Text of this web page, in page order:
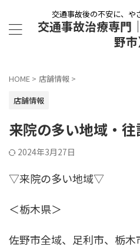
交通事故後の不安に、や
交通事故治療専門
野市
HOME > 店舗情報 >
店舗情報
来院の多い地域・
2024年3月27日
▽来院の多い地域▽
＜栃木県＞
佐野市全域、足利市、栃